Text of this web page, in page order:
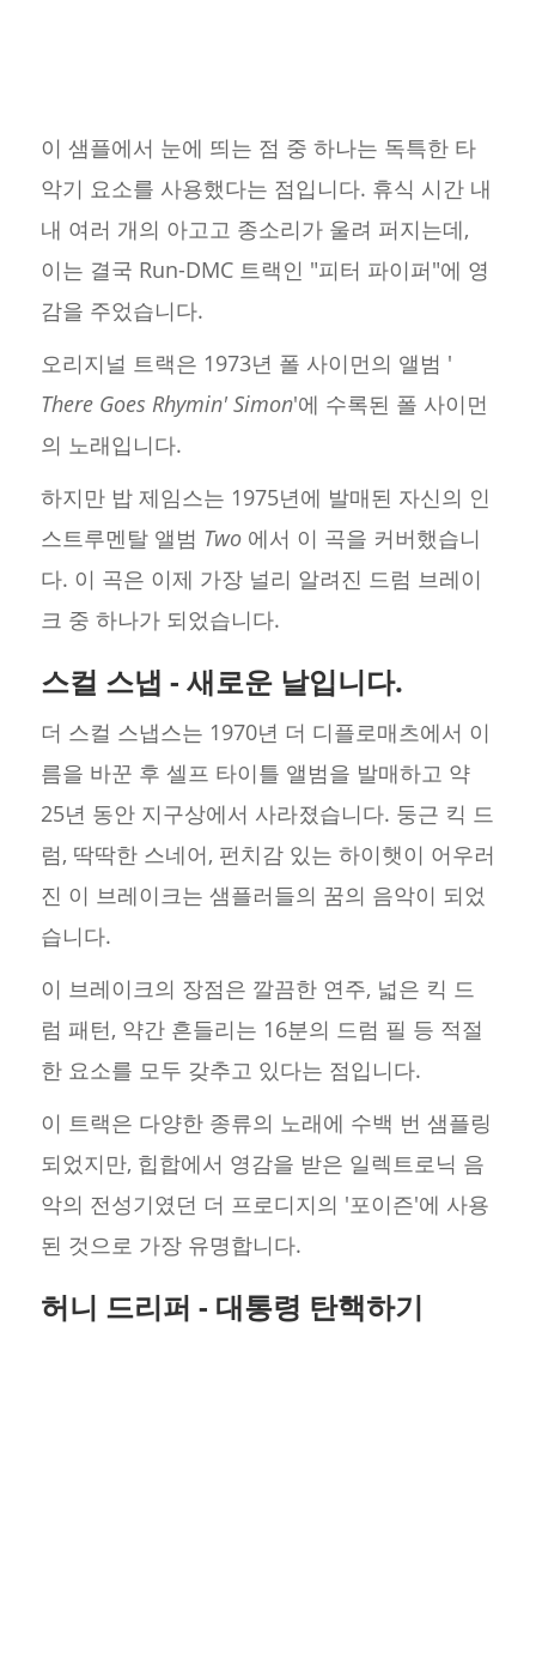
이 샘플에서 눈에 띄는 점 중 하나는 독특한 타
악기 요소를 사용했다는 점입니다. 휴식 시간 내
내 여러 개의 아고고 종소리가 울려 퍼지는데,
이는 결국 Run-DMC 트랙인 "피터 파이퍼"에 영
감을 주었습니다.
오리지널 트랙은 1973년 폴 사이먼의 앨범 '
There Goes Rhymin' Simon'에 수록된 폴 사이먼
의 노래입니다.
하지만 밥 제임스는 1975년에 발매된 자신의 인
스트루멘탈 앨범 Two에서 이 곡을 커버했습니
다. 이 곡은 이제 가장 널리 알려진 드럼 브레이
크 중 하나가 되었습니다.
스컬 스냅 - 새로운 날입니다.
더 스컬 스냅스는 1970년 더 디플로매츠에서 이
름을 바꾼 후 셀프 타이틀 앨범을 발매하고 약
25년 동안 지구상에서 사라졌습니다. 둥근 킥 드
럼, 딱딱한 스네어, 펀치감 있는 하이햇이 어우러
진 이 브레이크는 샘플러들의 꿈의 음악이 되었
습니다.
이 브레이크의 장점은 깔끔한 연주, 넓은 킥 드
럼 패턴, 약간 흔들리는 16분의 드럼 필 등 적절
한 요소를 모두 갖추고 있다는 점입니다.
이 트랙은 다양한 종류의 노래에 수백 번 샘플링
되었지만, 힙합에서 영감을 받은 일렉트로닉 음
악의 전성기였던 더 프로디지의 '포이즌'에 사용
된 것으로 가장 유명합니다.
허니 드리퍼 - 대통령 탄핵하기